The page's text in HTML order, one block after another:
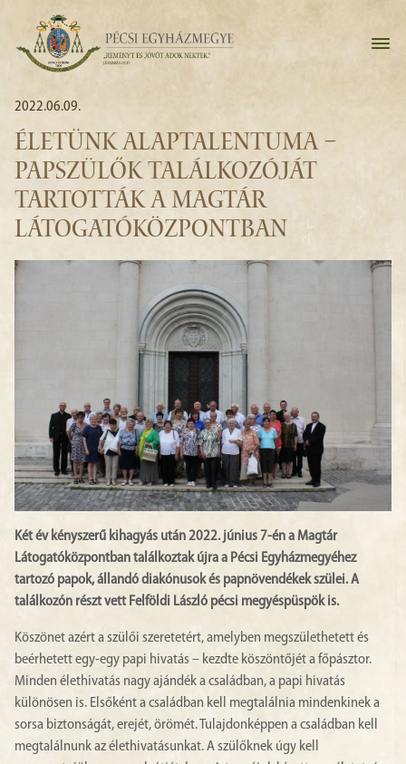
2022.06.09.
ÉLETÜNK ALAPTALENTUMA –
PAPSZÜLŐK TALÁLKOZÓJÁT
TARTOTTÁK A MAGTÁR
LÁTOGATÓKÖZPONTBAN
Két év kényszerű kihagyás után 2022. június 7-én a Magtár
Látogatóközpontban találkoztak újra a Pécsi Egyházmegyéhez
tartozó papok, állandó diakónusok és papnövendékek szülei. A
találkozón részt vett Felföldi László pécsi megyéspüspök is.
Köszönet azért a szülői szeretetért, amelyben megszülethetett és
beérhetett egy-egy papi hivatás – kezdte köszöntőjét a főpásztor.
Minden élethivatás nagy ajándék a családban, a papi hivatás
különösen is. Elsőként a családban kell megtalálnia mindenkinek a
sorsa biztonságát, erejét, örömét. Tulajdonképpen a családban kell
megtalálnunk az élethivatásunkat. A szülőknek úgy kell